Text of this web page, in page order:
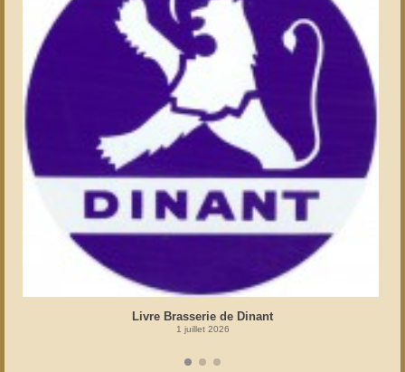
Livre Brasserie de Dinant
1 juillet 2026